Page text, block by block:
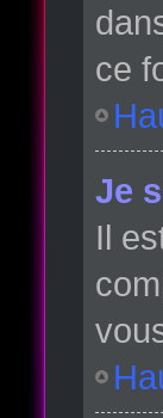
ce
Je
Il